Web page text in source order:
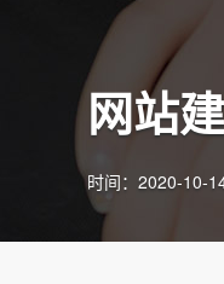
网站
时间：2020-10-